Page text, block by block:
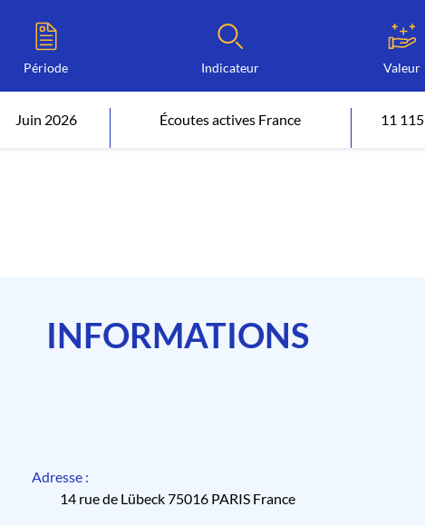
Période Indicateur Valeur
Juin 2026 Écoutes actives France 11 115
INFORMATIONS
Adresse :
14 rue de Lübeck 75016 PARIS France